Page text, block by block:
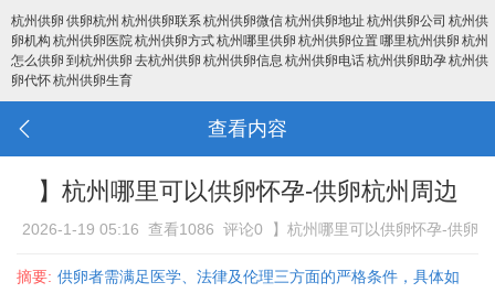
杭州供卵 供卵杭州 杭州供卵联系杭州供卵微信杭州供卵地址 杭州供卵公司 杭州供
卵机构 杭州供卵医院杭州供卵方式杭州哪里供卵 杭州供卵位置哪里杭州供卵 杭州
怎么供卵 到杭州供卵 去杭州供卵 杭州供卵信息 杭州供卵电话杭州供卵助孕杭州供
卵代怀杭州供卵生育
查看内容
】杭州哪里可以供卵怀孕-供卵杭州周边
2026-1-19 05:16 查看1086 评论0
】杭州哪里可以供卵怀孕-供卵
摘要: 供卵者需满足医学、法律及伦理三方面的严格条件，具体如